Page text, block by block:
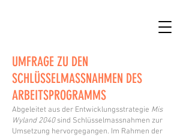
UMFRAGE ZU DEN
SCHLÜSSELMASSNAHMEN DES
ARBEITSPROGRAMMS
Abgeleitet aus der Entwicklungsstrategie Mis
Wyland 2040sind Schlüsselmassnahmen zur
Umsetzung hervorgegangen. Im Rahmen der